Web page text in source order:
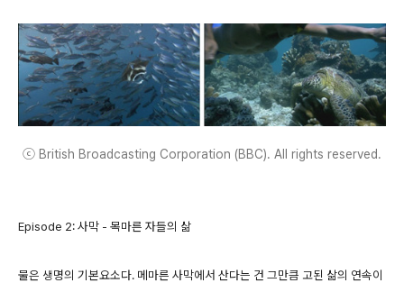
ⓒ British Broadcasting Corporation (BBC). All rights reserved.
Episode 2: 사막 - 목마른 자들의 삶
물은 생명의 기본요소다. 메마른 사막에서 산다는 건 그만큼 고된 삶의 연속이